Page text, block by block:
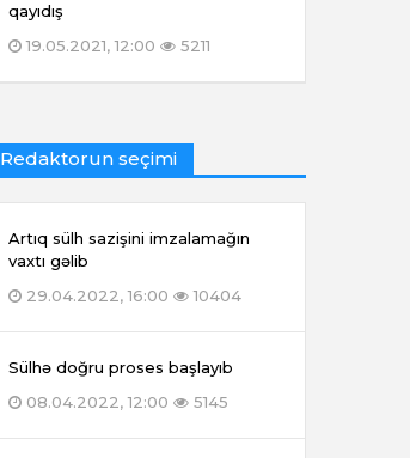
qayıdış
19.05.2021, 12:00
5211
Redaktorun seçimi
Artıq sülh sazişini imzalamağın
vaxtı gəlib
29.04.2022, 16:00
10404
Sülhə doğru proses başlayıb
08.04.2022, 12:00
5145